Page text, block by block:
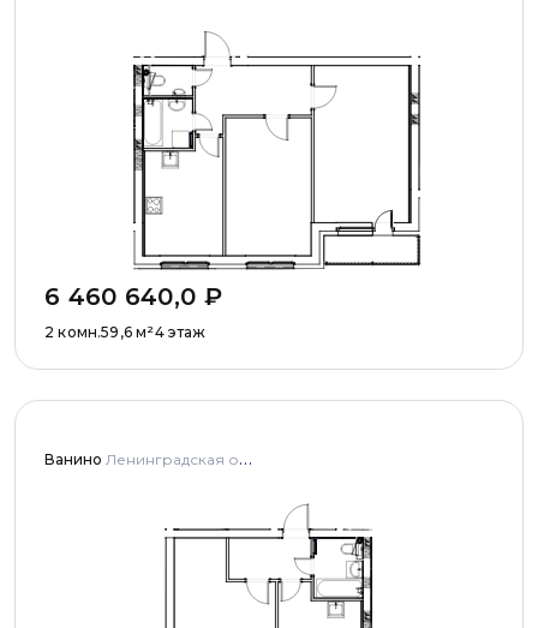
6 460 640,0 ₽
2 комн.59,6 м²4 этаж
Ванино Ленинградская область, Ломоносовский муниципальный район, Низинское сельское поселение, деревня Узигонты, улица Прибалтийская, дома 4, 5 и улица Олимпийская, дом 5